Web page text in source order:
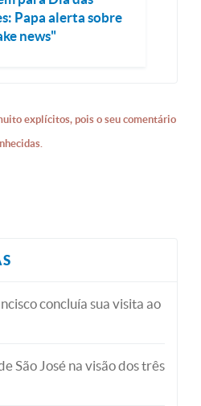
Papa alerta sobre
news"
explícitos, pois o seu comentário
concluía sua visita ao
São José na visão dos três